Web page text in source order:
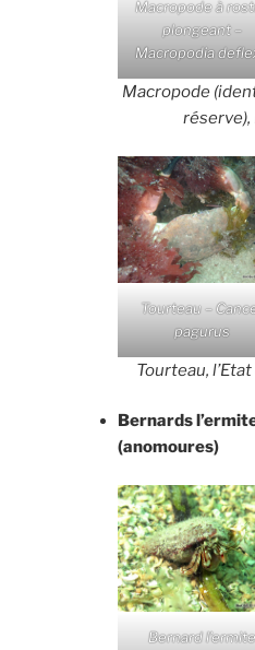
Macropode à
plongeant –
Macropodia
Macropode
Tourteau –
pagurus
Tourteau,
Bernards
(anomoures)
Bernard l’ermite